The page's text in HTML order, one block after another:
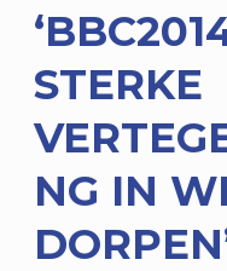
STERKE
NG IN